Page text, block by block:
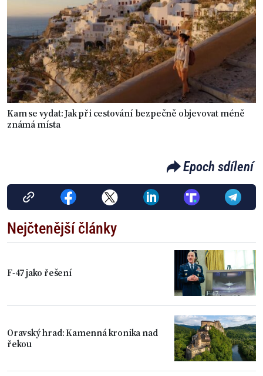
Kam se vydat: Jak při cestování bezpečně objevovat méně
známá místa
Epoch sdílení
Nejčtenější články
F-47 jako řešení
Oravský hrad: Kamenná kronika nad
řekou